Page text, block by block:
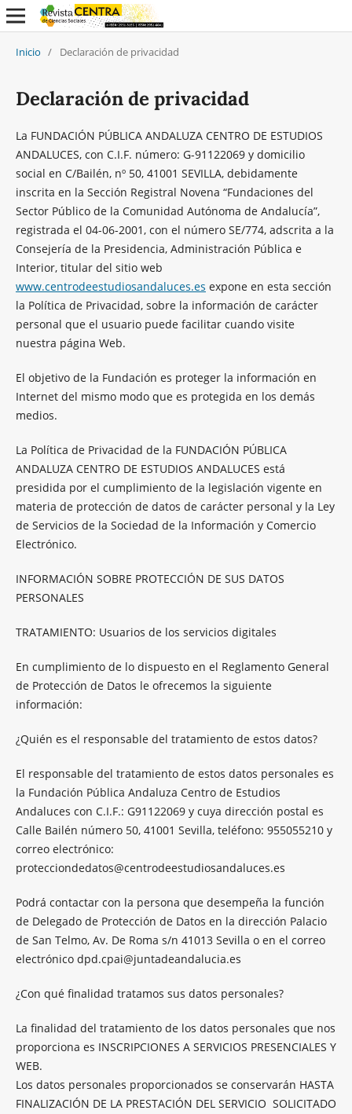
Inicio / Declaración de privacidad
Declaración de privacidad
La FUNDACIÓN PÚBLICA ANDALUZA CENTRO DE ESTUDIOS
ANDALUCES, con C.I.F. número: G-91122069 y domicilio
social en C/Bailén, nº 50, 41001 SEVILLA, debidamente
inscrita en la Sección Registral Novena “Fundaciones del
Sector Público de la Comunidad Autónoma de Andalucía”,
registrada el 04-06-2001, con el número SE/774, adscrita a la
Consejería de la Presidencia, Administración Pública e
Interior, titular del sitio web
www.centrodeestudiosandaluces.es expone en esta sección
la Política de Privacidad, sobre la información de carácter
personal que el usuario puede facilitar cuando visite
nuestra página Web.
El objetivo de la Fundación es proteger la información en
Internet del mismo modo que es protegida en los demás
medios.
La Política de Privacidad de la FUNDACIÓN PÚBLICA
ANDALUZA CENTRO DE ESTUDIOS ANDALUCES está
presidida por el cumplimiento de la legislación vigente en
materia de protección de datos de carácter personal y la Ley
de Servicios de la Sociedad de la Información y Comercio
Electrónico.
INFORMACIÓN SOBRE PROTECCIÓN DE SUS DATOS
PERSONALES
TRATAMIENTO: Usuarios de los servicios digitales
En cumplimiento de lo dispuesto en el Reglamento General
de Protección de Datos le ofrecemos la siguiente
información:
¿Quién es el responsable del tratamiento de estos datos?
El responsable del tratamiento de estos datos personales es
la Fundación Pública Andaluza Centro de Estudios
Andaluces con C.I.F.: G91122069 y cuya dirección postal es
Calle Bailén número 50, 41001 Sevilla, teléfono: 955055210 y
correo electrónico:
protecciondedatos@centrodeestudiosandaluces.es
Podrá contactar con la persona que desempeña la función
de Delegado de Protección de Datos en la dirección Palacio
de San Telmo, Av. De Roma s/n 41013 Sevilla o en el correo
electrónico dpd.cpai@juntadeandalucia.es
¿Con qué finalidad tratamos sus datos personales?
La finalidad del tratamiento de los datos personales que nos
proporciona es INSCRIPCIONES A SERVICIOS PRESENCIALES Y
WEB.
Los datos personales proporcionados se conservarán HASTA
FINALIZACIÓN DE LA PRESTACIÓN DEL SERVICIO SOLICITADO